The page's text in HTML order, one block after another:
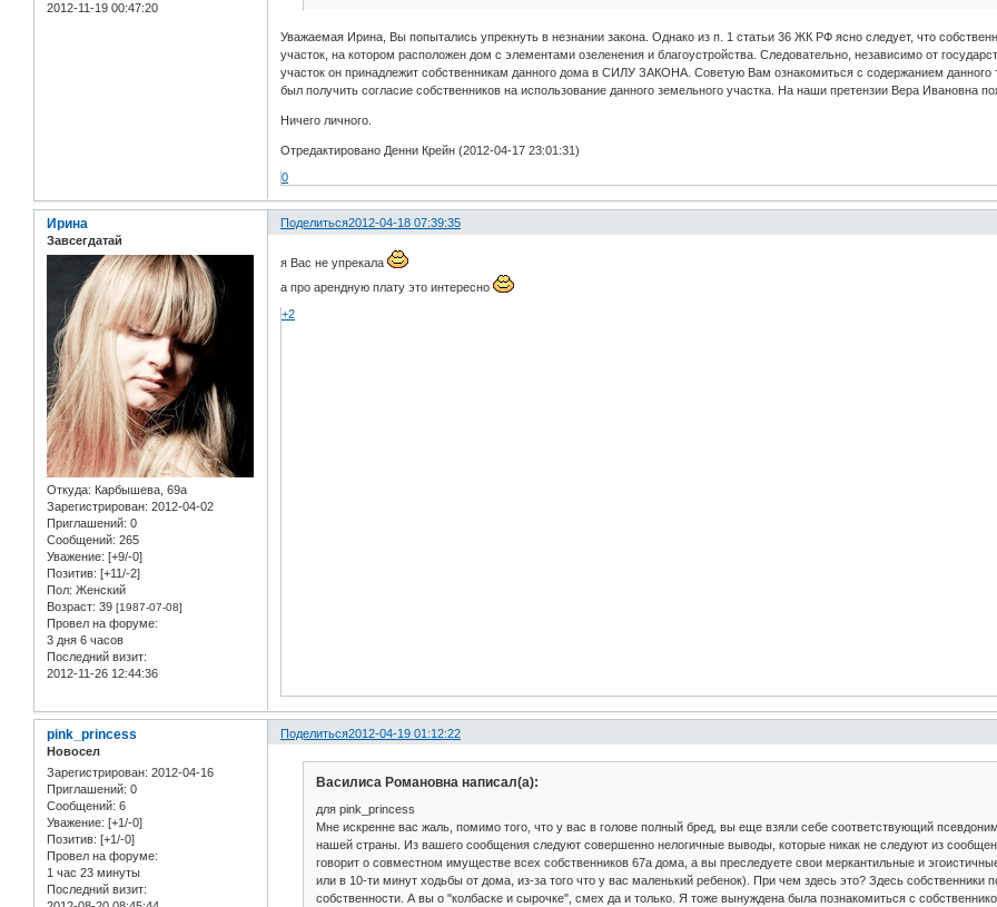
2012-11-19 00:47:20
Уважаемая Ирина, Вы попытались упрекнуть в незнании закона. Однако из п. 1 статьи 36 ЖК РФ ясно следует, что
участок, на котором расположен дом с элементами озеленения и благоустройства. Следовательно, независимо от
участок он принадлежит собственникам данного дома в СИЛУ ЗАКОНА. Советую Вам ознакомиться с содержанием данного
был получить согласие собственников на использование данного земельного участка. На наши претензии Вера Ивановна
Ничего личного.
Отредактировано Денни Крейн (2012-04-17 23:01:31)
0
Поделиться2012-04-18 07:39:35
Ирина
Завсегдатай
Откуда: Карбышева, 69а
Зарегистрирован: 2012-04-02
Приглашений: 0
Сообщений: 265
Уважение: [+9/-0]
Позитив: [+11/-2]
Пол: Женский
Возраст: 39 [1987-07-08]
Провел на форуме:
3 дня 6 часов
Последний визит:
2012-11-26 12:44:36
я Вас не упрекала
а про арендную плату это интересно
+2
Поделиться2012-04-19 01:12:22
pink_princess
Новосел
Зарегистрирован: 2012-04-16
Приглашений: 0
Сообщений: 6
Уважение: [+1/-0]
Позитив: [+1/-0]
Провел на форуме:
1 час 23 минуты
Последний визит:
Василиса Романовна написал(а):
для pink_princess
Мне искренне вас жаль, помимо того, что у вас в голове полный бред, вы еще взяли себе соответствующий
нашей страны. Из вашего сообщения следуют совершенно нелогичные выводы, которые никак не следуют из
говорит о совместном имуществе всех собственников 67а дома, а вы преследуете свои меркантильные и
или в 10-ти минут ходьбы от дома, из-за того что у вас маленький ребенок). При чем здесь это? Здесь собственники
собственности. А вы о "колбаске и сырочке", смех да и только. Я тоже вынуждена была познакомиться с